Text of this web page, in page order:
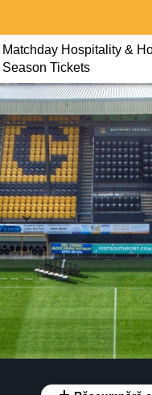
Matchday Hospitality &
Season Tickets